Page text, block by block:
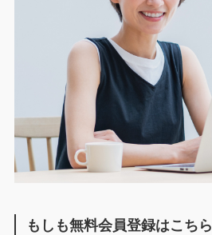
もしも無料会員登録はこちら